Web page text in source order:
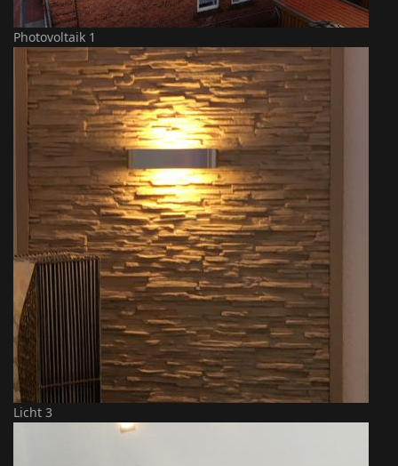
Photovoltaik 1
Licht 3